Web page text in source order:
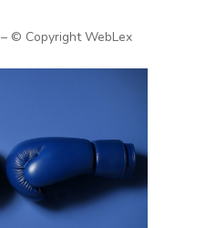
– © Copyright WebLex